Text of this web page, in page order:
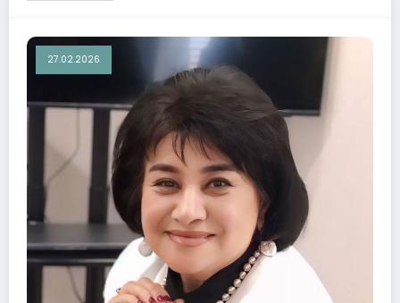
27.02.2026